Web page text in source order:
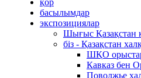
басылымдар
экспозициялар
Шығыс Қазақстан
біз - Қазақстан
ШҚО
Кавказ бен
Поволжье